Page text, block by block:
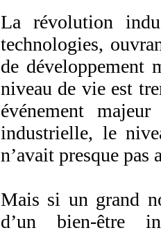
La révolution
technologies,
de développement
niveau de vie est
événement
industrielle, le
n’avait presque pas
Mais si un grand
d’un bien-être